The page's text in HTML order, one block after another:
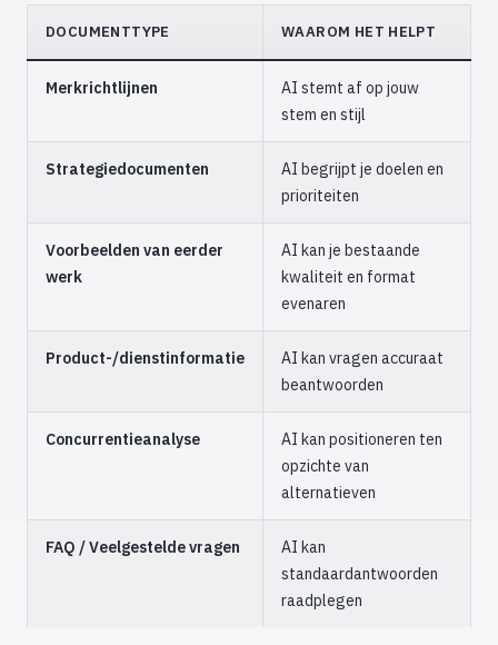
DOCUMENTTYPE WAAROM HET HELPT
Merkrichtlijnen
AI stemt af op jouw
stem en stijl
Strategiedocumenten
AI begrijpt je doelen en
prioriteiten
Voorbeelden van eerder
werk
AI kan je bestaande
kwaliteit en format
evenaren
Product-/dienstinformatie
AI kan vragen accuraat
beantwoorden
Concurrentieanalyse
AI kan positioneren ten
opzichte van
alternatieven
FAQ / Veelgestelde vragen
AI kan
standaardantwoorden
raadplegen